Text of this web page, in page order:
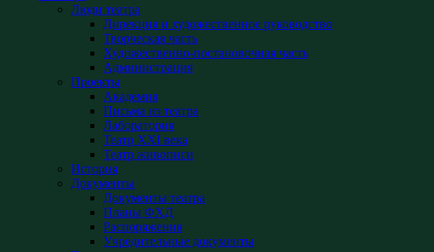
Люди театра
Дирекция и художественное руководство
Творческая часть
Художественно-постановочная часть
Администрация
Проекты
Академия
Письма из театра
Лаборатория
Театр XXI века
Театр живописи
История
Документы
Документы театра
Планы ФХД
Распоряжения
Учредительные документы